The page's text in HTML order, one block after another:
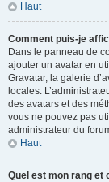
Haut
Comment puis-je
Dans le panneau de
ajouter un avatar en
Gravatar, la galerie
locales.
des avatars et des
vous ne pouvez pas
administrateur du
Haut
Quel est mon rang et